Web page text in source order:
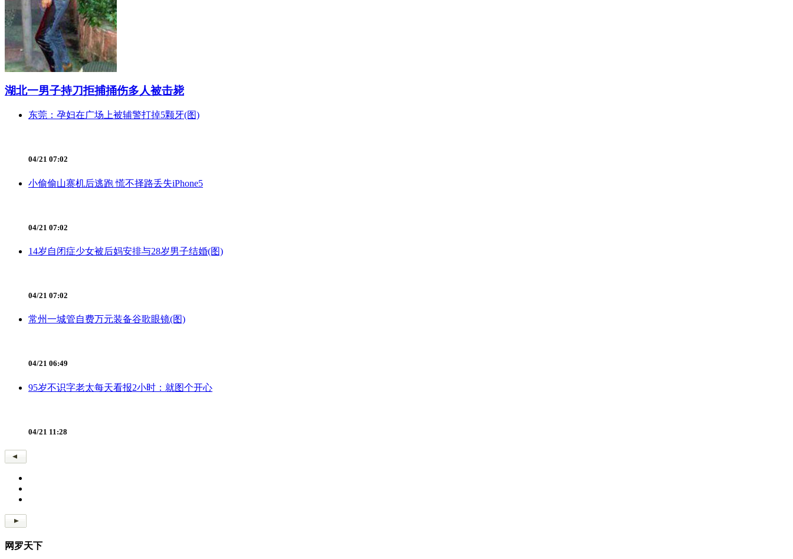
湖北一男子持刀拒捕捅伤多人被击毙
东莞：孕妇在广场上被辅警打掉5颗牙(图)
04/21 07:02
小偷偷山寨机后逃跑 慌不择路丢失iPhone5
04/21 07:02
14岁自闭症少女被后妈安排与28岁男子结婚(图)
04/21 07:02
常州一城管自费万元装备谷歌眼镜(图)
04/21 06:49
95岁不识字老太每天看报2小时：就图个开心
04/21 11:28
网罗天下